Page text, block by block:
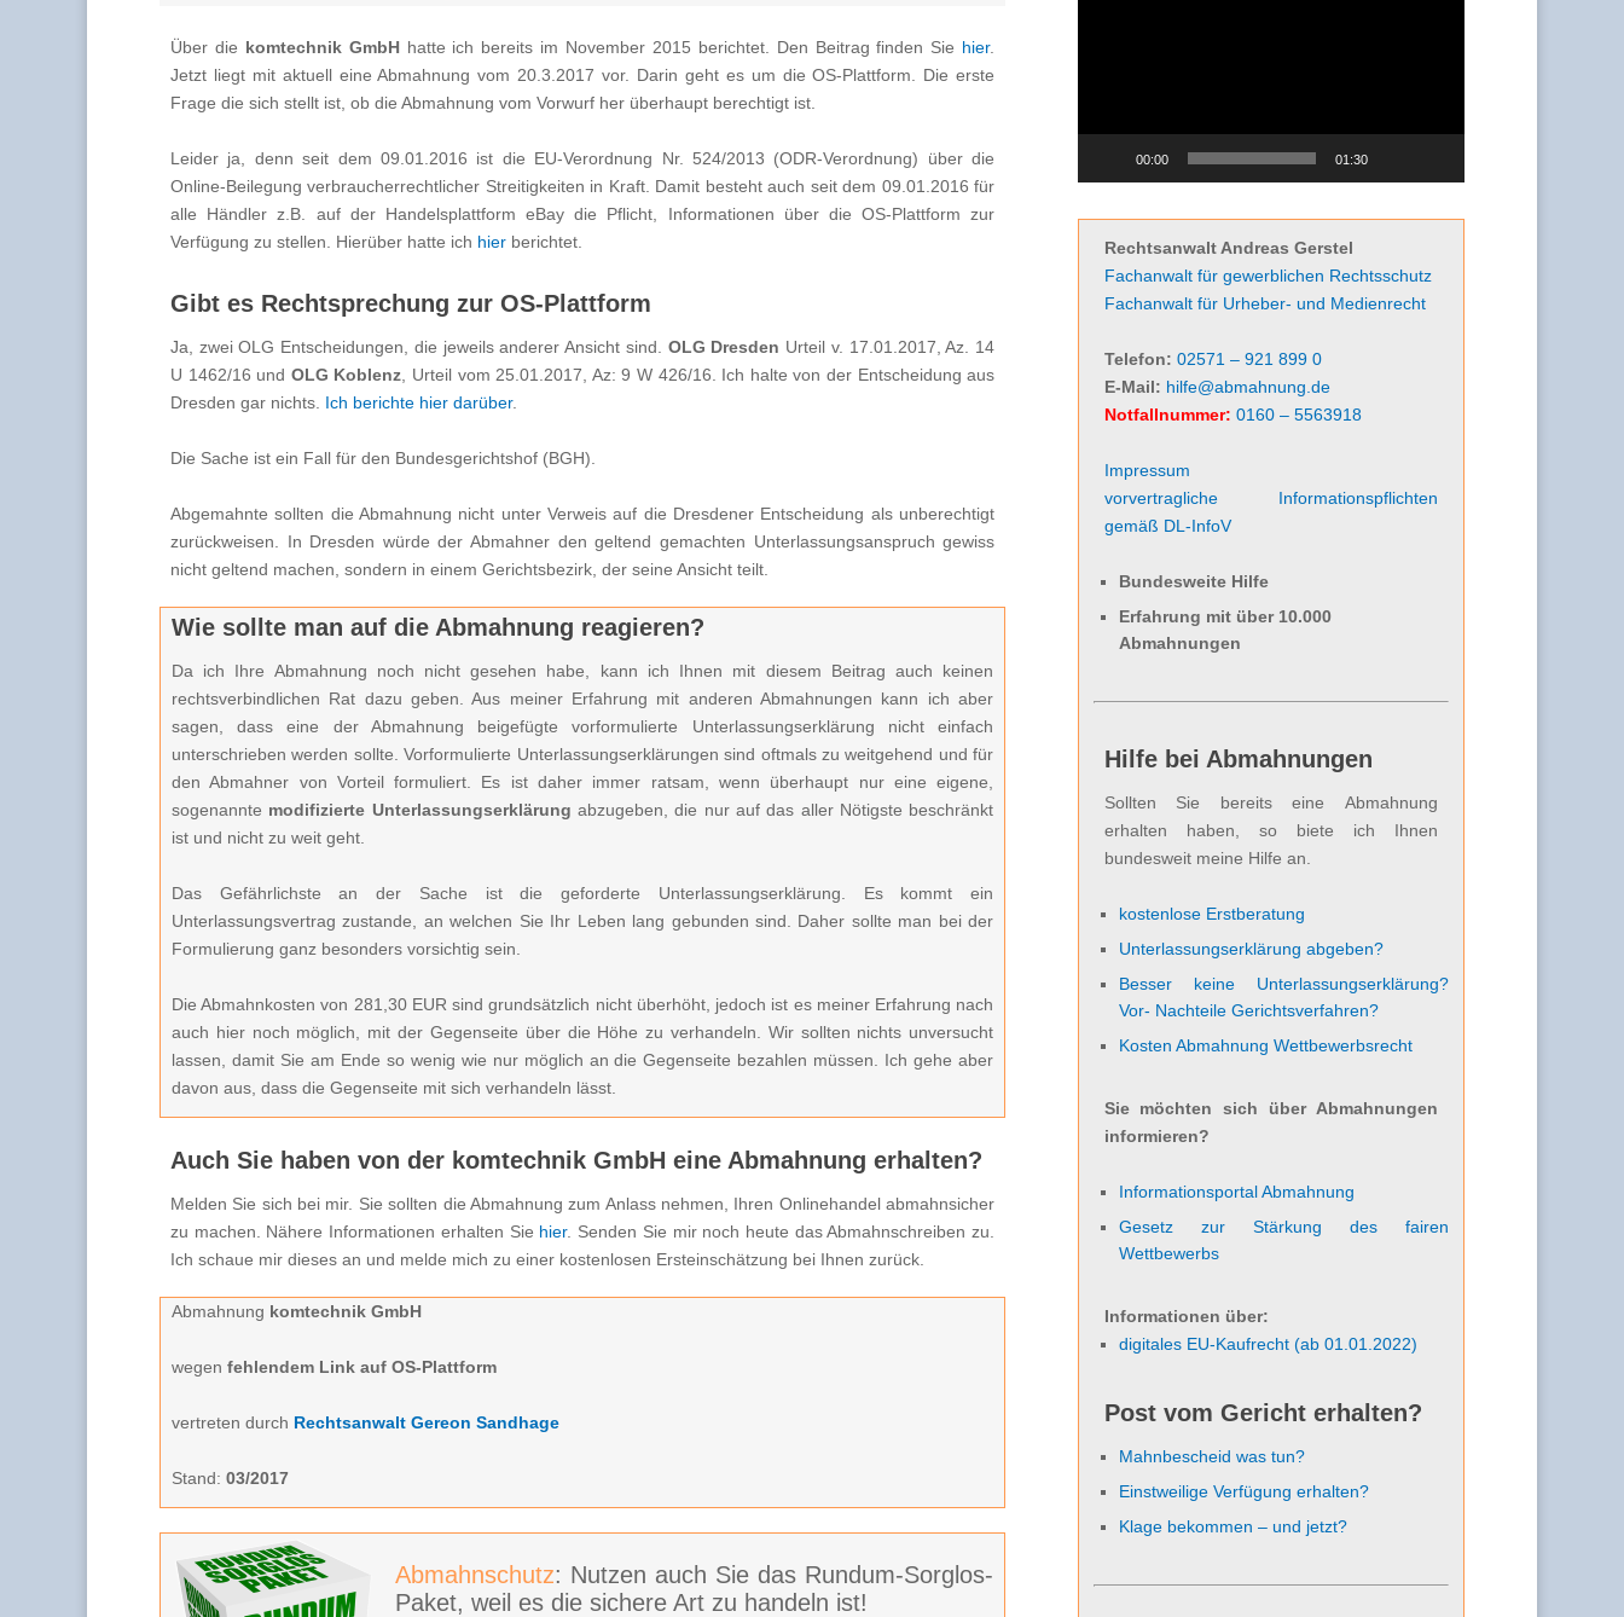
Über die komtechnik GmbHhatte ich bereits im November 2015 berichtet. Den Beitrag finden Sie hier.
Jetzt liegt mit aktuell eine Abmahnung vom 20.3.2017 vor. Darin geht es um die OS-Plattform. Die erste
Frage die sich stellt ist, ob die Abmahnung vom Vorwurf her überhaupt berechtigt ist.
Leider ja, denn seit dem 09.01.2016 ist die EU-Verordnung Nr. 524/2013 (ODR-Verordnung) über die
Online-Beilegung verbraucherrechtlicher Streitigkeiten in Kraft. Damit besteht auch seit dem 09.01.2016 für
alle Händler z.B. auf der Handelsplattform eBay die Pflicht, Informationen über die OS-Plattform zur
Verfügung zu stellen. Hierüber hatte ich hier berichtet.
Gibt es Rechtsprechung zur OS-Plattform
Ja, zwei OLG Entscheidungen, die jeweils anderer Ansicht sind. OLG Dresden Urteil v. 17.01.2017, Az. 14
U 1462/16 und OLG Koblenz , Urteil vom 25.01.2017, Az: 9 W 426/16. Ich halte von der Entscheidung aus
Dresden gar nichts. Ich berichte hier darüber.
Die Sache ist ein Fall für den Bundesgerichtshof (BGH).
Abgemahnte sollten die Abmahnung nicht unter Verweis auf die Dresdener Entscheidung als unberechtigt
zurückweisen. In Dresden würde der Abmahner den geltend gemachten Unterlassungsanspruch gewiss
nicht geltend machen, sondern in einem Gerichtsbezirk, der seine Ansicht teilt.
Wie sollte man auf die Abmahnung reagieren?
Da ich Ihre Abmahnung noch nicht gesehen habe, kann ich Ihnen mit diesem Beitrag auch keinen
rechtsverbindlichen Rat dazu geben. Aus meiner Erfahrung mit anderen Abmahnungen kann ich aber
sagen, dass eine der Abmahnung beigefügte vorformulierte Unterlassungserklärung nicht einfach
unterschrieben werden sollte. Vorformulierte Unterlassungserklärungen sind oftmals zu weitgehend und für
den Abmahner von Vorteil formuliert. Es ist daher immer ratsam, wenn überhaupt nur eine eigene,
sogenannte modifizierte Unterlassungserklärung abzugeben, die nur auf das aller Nötigste beschränkt
ist und nicht zu weit geht.
Das Gefährlichste an der Sache ist die geforderte Unterlassungserklärung. Es kommt ein
Unterlassungsvertrag zustande, an welchen Sie Ihr Leben lang gebunden sind. Daher sollte man bei der
Formulierung ganz besonders vorsichtig sein.
Die Abmahnkosten von 281,30 EUR sind grundsätzlich nicht überhöht, jedoch ist es meiner Erfahrung nach
auch hier noch möglich, mit der Gegenseite über die Höhe zu verhandeln. Wir sollten nichts unversucht
lassen, damit Sie am Ende so wenig wie nur möglich an die Gegenseite bezahlen müssen. Ich gehe aber
davon aus, dass die Gegenseite mit sich verhandeln lässt.
Auch Sie haben von der komtechnik GmbH eine Abmahnung erhalten?
Melden Sie sich bei mir. Sie sollten die Abmahnung zum Anlass nehmen, Ihren Onlinehandel abmahnsicher
zu machen. Nähere Informationen erhalten Sie hier. Senden Sie mir noch heute das Abmahnschreiben zu.
Ich schaue mir dieses an und melde mich zu einer kostenlosen Ersteinschätzung bei Ihnen zurück.
Abmahnung komtechnik GmbH
wegen fehlendem Link auf OS-Plattform
vertreten durch Rechtsanwalt Gereon Sandhage
Stand: 03/2017
Abmahnschutz: Nutzen auch Sie das Rundum-Sorglos-
Paket, weil es die sichere Art zu handeln ist!
00:00 01:30
Rechtsanwalt Andreas Gerstel
Fachanwalt für gewerblichen Rechtsschutz
Fachanwalt für Urheber- und Medienrecht
Telefon: 02571 – 921 899 0
E-Mail: hilfe@abmahnung.de
Notfallnummer: 0160 – 5563918
Impressum
vorvertragliche Informationspflichten
gemäß DL-InfoV
Bundesweite Hilfe
Erfahrung mit über 10.000
Abmahnungen
Hilfe bei Abmahnungen
Sollten Sie bereits eine Abmahnung
erhalten haben, so biete ich Ihnen
bundesweit meine Hilfe an.
kostenlose Erstberatung
Unterlassungserklärung abgeben?
Besser keine Unterlassungserklärung?
Vor- Nachteile Gerichtsverfahren?
Kosten Abmahnung Wettbewerbsrecht
Sie möchten sich über Abmahnungen
informieren?
Informationsportal Abmahnung
Gesetz zur Stärkung des fairen
Wettbewerbs
Informationen über:
digitales EU-Kaufrecht (ab 01.01.2022)
Post vom Gericht erhalten?
Mahnbescheid was tun?
Einstweilige Verfügung erhalten?
Klage bekommen – und jetzt?